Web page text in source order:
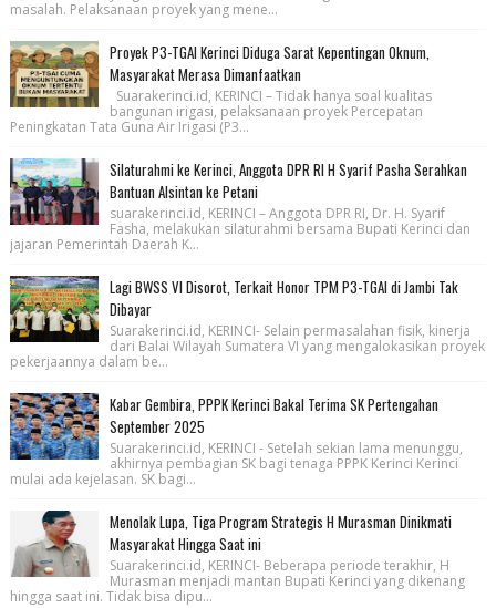
masalah. Pelaksanaan proyek yang mene...
Proyek P3-TGAI Kerinci Diduga Sarat Kepentingan Oknum,
Masyarakat Merasa Dimanfaatkan
Suarakerinci.id, KERINCI – Tidak hanya soal kualitas
bangunan irigasi, pelaksanaan proyek Percepatan
Peningkatan Tata Guna Air Irigasi (P3...
Silaturahmi ke Kerinci, Anggota DPR RI H Syarif Pasha Serahkan
Bantuan Alsintan ke Petani
suarakerinci.id, KERINCI – Anggota DPR RI, Dr. H. Syarif
Fasha, melakukan silaturahmi bersama Bupati Kerinci dan
jajaran Pemerintah Daerah K...
Lagi BWSS VI Disorot, Terkait Honor TPM P3-TGAI di Jambi Tak
Dibayar
Suarakerinci.id, KERINCI- Selain permasalahan fisik, kinerja
dari Balai Wilayah Sumatera VI yang mengalokasikan proyek
pekerjaannya dalam be...
Kabar Gembira, PPPK Kerinci Bakal Terima SK Pertengahan
September 2025
Suarakerinci.id, KERINCI - Setelah sekian lama menunggu,
akhirnya pembagian SK bagi tenaga PPPK Kerinci Kerinci
mulai ada kejelasan. SK bagi...
Menolak Lupa, Tiga Program Strategis H Murasman Dinikmati
Masyarakat Hingga Saat ini
Suarakerinci.id, KERINCI- Beberapa periode terakhir, H
Murasman menjadi mantan Bupati Kerinci yang dikenang
hingga saat ini. Tidak bisa dipu...